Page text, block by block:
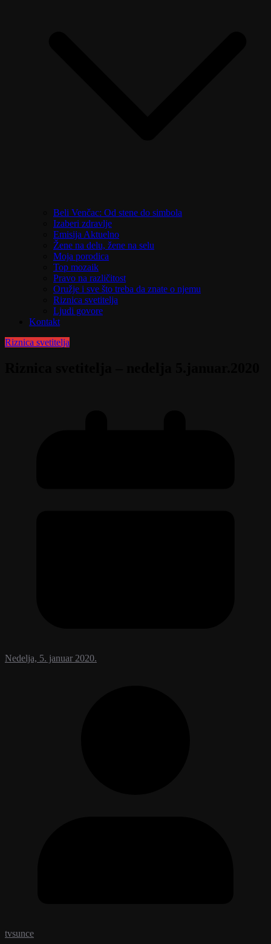
Beli Venčac: Od stene do simbola
Izaberi zdravlje
Emisija Aktuelno
Žene na delu, žene na selu
Moja porodica
Top mozaik
Pravo na različitost
Oružje i sve što treba da znate o njemu
Riznica svetitelja
Ljudi govore
Kontakt
Riznica svetitelja
Nedelja, 5. januar 2020.
tvsunce